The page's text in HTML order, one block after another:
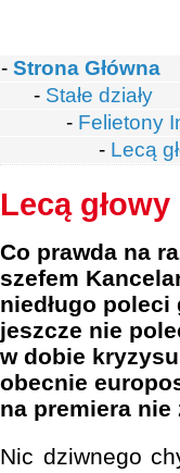
- Strona Główna
- Stałe działy
- Felietony
- Lecą
Lecą głowy
Co prawda na
szefem
niedługo
jeszcze nie
w dobie
obecnie
na premiera nie
Nic dziwnego